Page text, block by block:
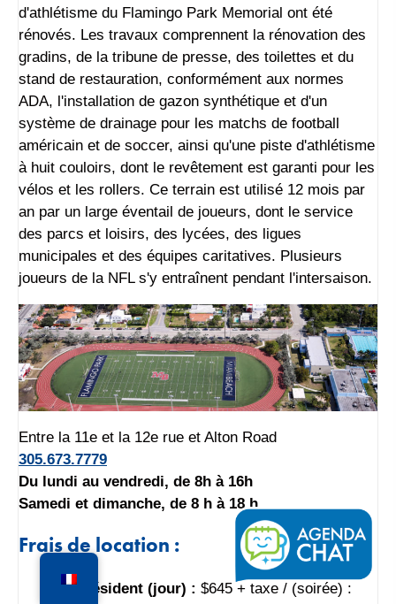
d'athlétisme du Flamingo Park Memorial ont été
rénovés. Les travaux comprennent la rénovation des
gradins, de la tribune de presse, des toilettes et du
stand de restauration, conformément aux normes
ADA, l'installation de gazon synthétique et d'un
système de drainage pour les matchs de football
américain et de soccer, ainsi qu'une piste d'athlétisme
à huit couloirs, dont le revêtement est garanti pour les
vélos et les rollers. Ce terrain est utilisé 12 mois par
an par un large éventail de joueurs, dont le service
des parcs et loisirs, des lycées, des ligues
municipales et des équipes caritatives. Plusieurs
joueurs de la NFL s'y entraînent pendant l'intersaison.
Entre la 11e et la 12e rue et Alton Road
305.673.7779
Du lundi au vendredi, de 8h à 16h
Samedi et dimanche, de 8 h à 18 h
Frais de location :
Résident (jour) : $645 + taxe / (soirée) :